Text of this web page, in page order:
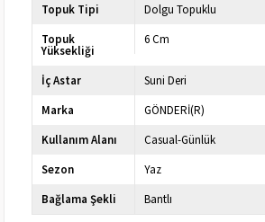
Topuk Tipi
Dolgu Topuklu
Topuk
Yüksekliği
6 Cm
İç Astar
Suni Deri
Marka
GÖNDERİ(R)
Kullanım Alanı
Casual-Günlük
Sezon
Yaz
Bağlama Şekli
Bantlı